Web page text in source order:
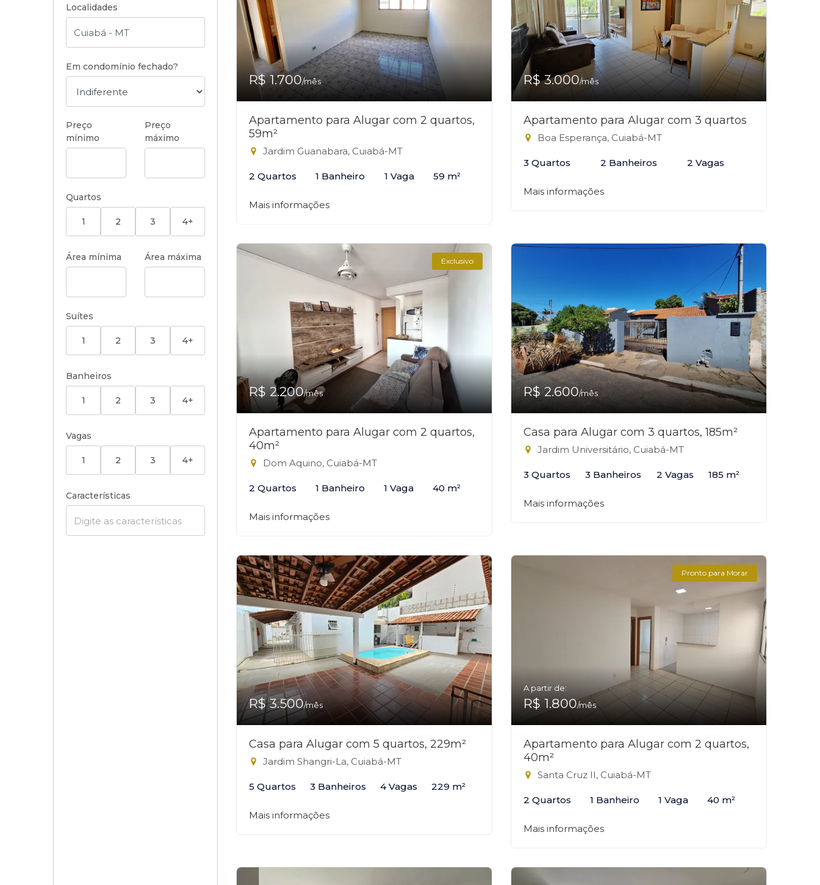
Localidades
Em condomínio fechado?
Preço
mínimo
Preço
máximo
Quartos
1 2 3 4+
Área mínima Área máxima
Suítes
1 2 3 4+
Banheiros
1 2 3 4+
Vagas
1 2 3 4+
Características
R$ 1.700/mês
Apartamento para Alugar com 2 quartos,
59m²
Jardim Guanabara, Cuiabá-MT
2 Quartos 1 Banheiro 1 Vaga 59 m²
Mais informações
R$ 3.000/mês
Apartamento para Alugar com 3 quartos
Boa Esperança, Cuiabá-MT
3 Quartos 2 Banheiros 2 Vagas
Mais informações
Exclusivo
R$ 2.200/mês
Apartamento para Alugar com 2 quartos,
40m²
Dom Aquino, Cuiabá-MT
2 Quartos 1 Banheiro 1 Vaga 40 m²
Mais informações
R$ 2.600/mês
Casa para Alugar com 3 quartos, 185m²
Jardim Universitário, Cuiabá-MT
3 Quartos 3 Banheiros 2 Vagas 185 m²
Mais informações
R$ 3.500/mês
Casa para Alugar com 5 quartos, 229m²
Jardim Shangri-La, Cuiabá-MT
5 Quartos 3 Banheiros 4 Vagas 229 m²
Mais informações
Pronto para Morar
A partir de:
R$ 1.800/mês
Apartamento para Alugar com 2 quartos,
40m²
Santa Cruz II, Cuiabá-MT
2 Quartos 1 Banheiro 1 Vaga 40 m²
Mais informações